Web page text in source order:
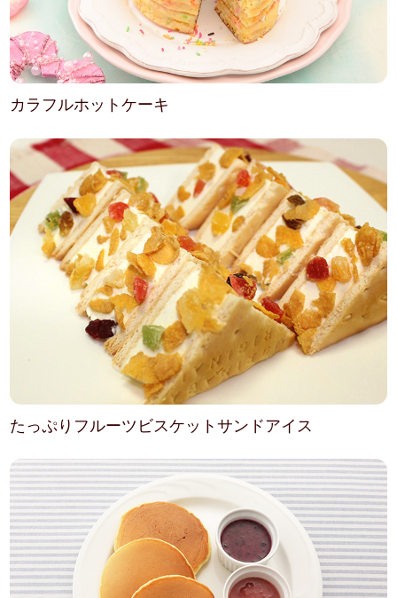
カラフルホットケーキ
たっぷりフルーツビスケットサンドアイス